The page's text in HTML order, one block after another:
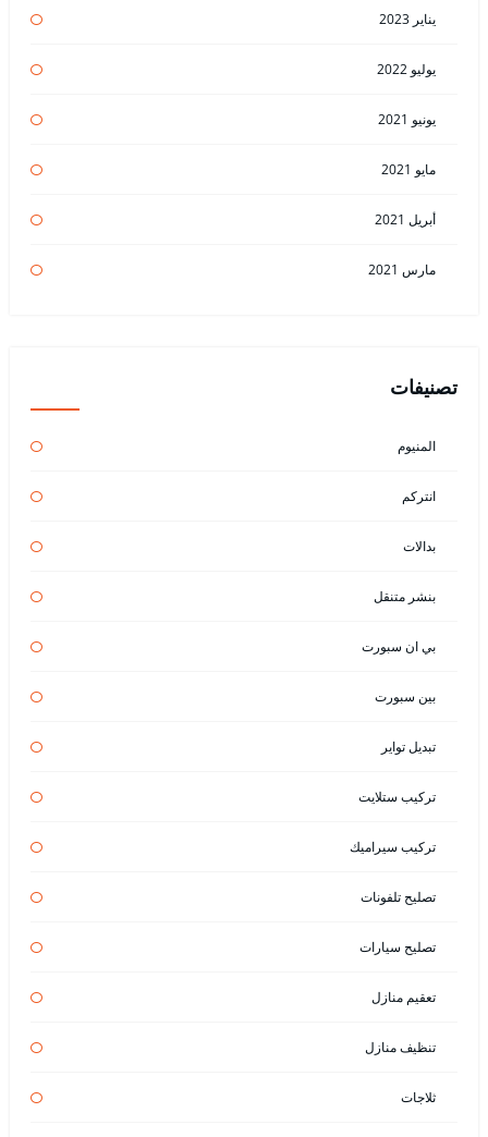
يناير 2023
يوليو 2022
يونيو 2021
مايو 2021
أبريل 2021
مارس 2021
تصنيفات
المنيوم
انتركم
بدالات
بنشر متنقل
بي ان سبورت
بين سبورت
تبديل تواير
تركيب ستلايت
تركيب سيراميك
تصليح تلفونات
تصليح سيارات
تعقيم منازل
تنظيف منازل
ثلاجات